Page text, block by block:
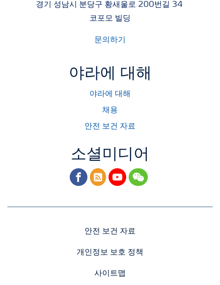
경기 성남시 분당구 황새울로 200번길 34
코포모 빌딩
문의하기
야라에 대해
야라에 대해
채용
안전 보건 자료
소셜미디어
facebook
rss youtubewechat
안전 보건 자료
개인정보 보호 정책
사이트맵